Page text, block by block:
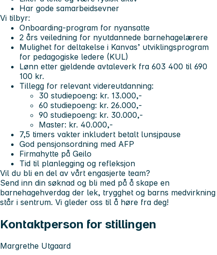
Har gode samarbeidsevner
Vi tilbyr:
Onboarding-program for nyansatte
2 års veiledning for nyutdannede barnehagelærere
Mulighet for deltakelse i Kanvas’ utviklingsprogram
for pedagogiske ledere (KUL)
Lønn etter gjeldende avtaleverk fra 603 400 til 690
100 kr.
Tillegg for relevant videreutdanning:
30 studiepoeng: kr. 13.000,-
60 studiepoeng: kr. 26.000,-
90 studiepoeng: kr. 30.000,-
Master: kr. 40.000,-
7,5 timers vakter inkludert betalt lunsjpause
God pensjonsordning med AFP
Firmahytte på Geilo
Tid til planlegging og refleksjon
Vil du bli en del av vårt engasjerte team?
Send inn din søknad og bli med på å skape en
barnehagehverdag der lek, trygghet og barns medvirkning
står i sentrum. Vi gleder oss til å høre fra deg!
Kontaktperson for stillingen
Margrethe Utgaard